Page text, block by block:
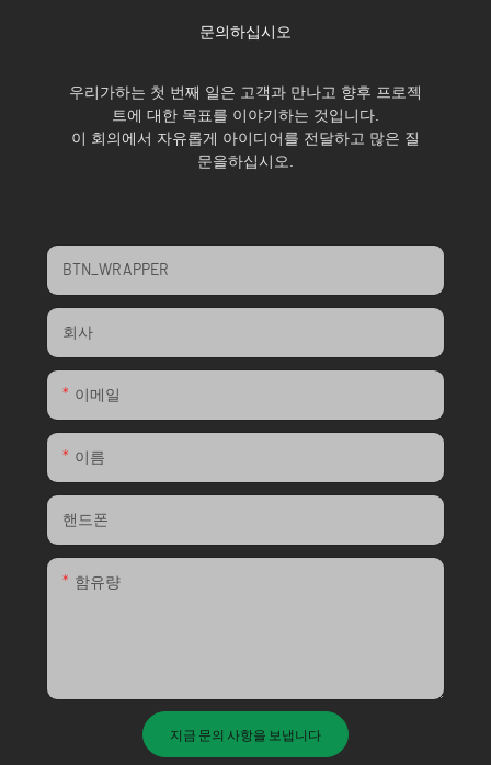
문의하십시오
우리가하는 첫 번째 일은 고객과 만나고 향후 프로젝
트에 대한 목표를 이야기하는 것입니다.
이 회의에서 자유롭게 아이디어를 전달하고 많은 질
문을하십시오.
BTN_WRAPPER
회사
이메일
이름
핸드폰
함유량
지금 문의 사항을 보냅니다